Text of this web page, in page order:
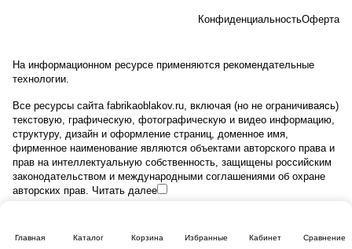
Главная Каталог Корзина Избранные Кабинет Сравнение
КонфиденциальностьОферта
На информационном ресурсе применяются рекомендательные
технологии.
Все ресурсы сайта fabrikaoblakov.ru, включая (но не ограничиваясь)
текстовую, графическую, фотографическую и видео информацию,
структуру, дизайн и оформление страниц, доменное имя,
фирменное наименование являются объектами авторского права и
прав на интеллектуальную собственность, защищены российским
законодательством и международными соглашениями об охране
авторских прав. Читать далее